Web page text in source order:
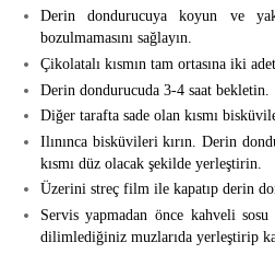
Derin dondurucuya koyun ve
bozulmamasını sağlayın.
Çikolatalı kısmın tam ortasına iki
Derin dondurucuda 3-4 saat bekletin.
Diğer tarafta sade olan kısmı
Ilınınca bisküvileri kırın. Derin
kısmı düz olacak şekilde yerleştirin.
Üzerini streç film ile kapatıp derin
Servis yapmadan önce kahveli
dilimlediğiniz muzlarıda yerleştirip